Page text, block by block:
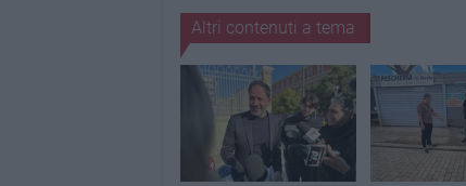
Altri contenuti a tema